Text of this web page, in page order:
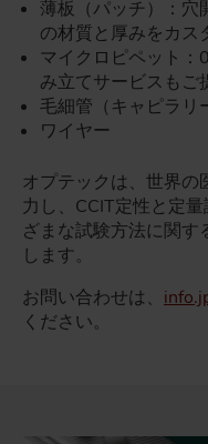
薄板（パッチ）：穴
の材質と厚みをカス
マイクロピペット：
み立てサービスもご
毛細管（キャピラリ
ワイヤー
オプテックは、世界の
力し、CCIT定性と定
ざまな試験方法に関
します。
お問い合わせは、
ください。